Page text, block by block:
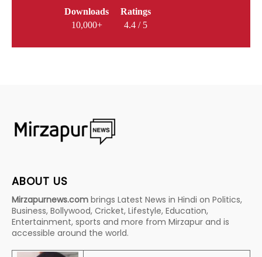
Downloads
10,000+
Ratings
4.4 / 5
ABOUT US
Mirzapurnews.com brings Latest News in Hindi on Politics,
Business, Bollywood, Cricket, Lifestyle, Education,
Entertainment, sports and more from Mirzapur and is
accessible around the world.